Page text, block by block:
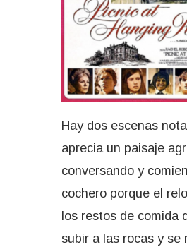
Hay dos escenas
aprecia un paisaje
conversando y
cochero porque el
los restos de comida
subir a las rocas y se